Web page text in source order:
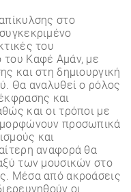
στο
του
του Καφέ Αµάν, µε
και στη δηµιουργική
Θα αναλυθεί ο ρόλος
και
και οι τρόποι µε
προσωπικά
και
αναφορά θα
των µουσικών στο
Μέσα από ακροάσεις
οι